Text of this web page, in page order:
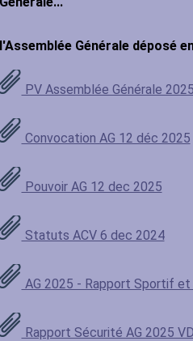
et le
Générale déposé
PV Assemblée Générale 2025
Convocation AG 12 déc 2025
Pouvoir AG 12 dec 2025
Statuts ACV 6 dec 2024
AG 2025 - Rapport Sportif
Rapport Sécurité AG 2025